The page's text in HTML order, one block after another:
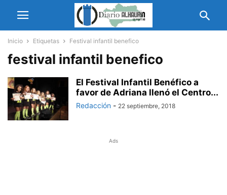
Inicio Etiquetas Festival infantil benefico
festival infantil benefico
El Festival Infantil Benéfico a
favor de Adriana llenó el Centro...
Redacción - 22 septiembre, 2018
Ads